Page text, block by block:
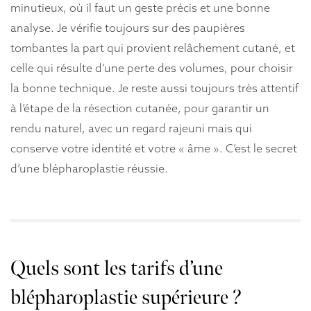
minutieux, où il faut un geste précis et une bonne
analyse. Je vérifie toujours sur des paupières
tombantes la part qui provient relâchement cutané, et
celle qui résulte d’une perte des volumes, pour choisir
la bonne technique. Je reste aussi toujours très attentif
à l’étape de la résection cutanée, pour garantir un
rendu naturel, avec un regard rajeuni mais qui
conserve votre identité et votre « âme ». C’est le secret
d’une blépharoplastie réussie.
Quels sont les tarifs d’une
blépharoplastie supérieure ?